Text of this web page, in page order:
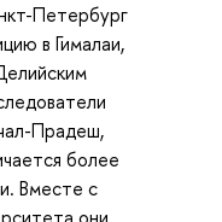
Петербург
в Гималаи,
Прадеш,
более
Вместе с